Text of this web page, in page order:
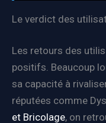
Le verdict des
Les retours des
positifs. Beaucoup
sa capacité à
réputées comme
et Bricolage, on